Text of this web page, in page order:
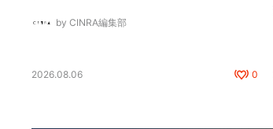
by CINRA編集部
2026.08.06 0